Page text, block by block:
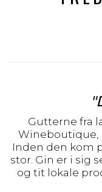
Gutterne fra
Wineboutique,
Inden den kom
stor. Gin er i sig
og tit lokale